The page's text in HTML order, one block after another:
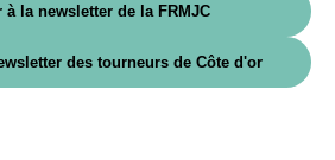
à la newsletter de la FRMJC
des tourneurs de Côte d'or